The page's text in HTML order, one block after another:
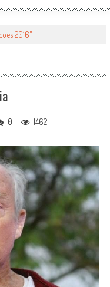
2016"
0 1462